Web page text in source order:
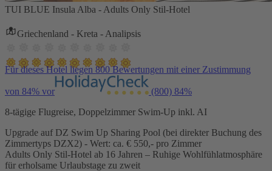
TUI BLUE Insula Alba - Adults Only Stil-Hotel
Griechenland - Kreta - Analipsis
Für dieses Hotel liegen 800 Bewertungen mit einer Zustimmung
von 84% vor (800) 84%
8-tägige Flugreise, Doppelzimmer Swim-Up inkl. AI
Upgrade auf DZ Swim Up Sharing Pool (bei direkter Buchung des
Zimmertyps DZX2) - Wert: ca. € 550,- pro Zimmer
Adults Only Stil-Hotel ab 16 Jahren – Ruhige Wohlfühlatmosphäre
für erholsame Urlaubstage zu zweit